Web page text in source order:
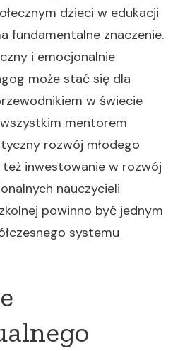
dzieci w edukacji
fundamentalne znaczenie.
i emocjonalnie
może stać się dla
w świecie
mentorem
rozwój młodego
też inwestowanie w rozwój
nauczycieli
powinno być jednym
systemu